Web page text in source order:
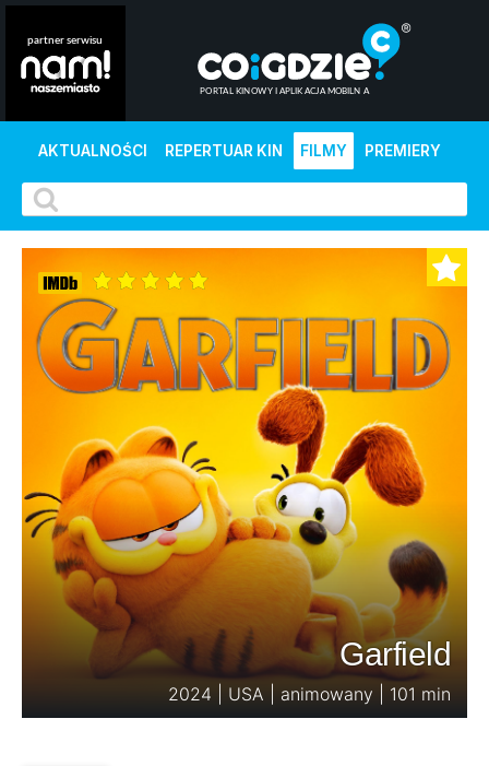
AKTUALNOŚCI REPERTUAR KIN FILMY PREMIERY
Garfield
2024 | USA | animowany | 101 min